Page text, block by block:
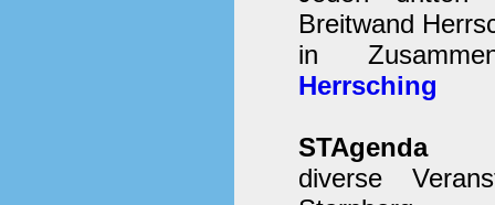
Breitwand
in
Herrsching
STAgenda
diverse